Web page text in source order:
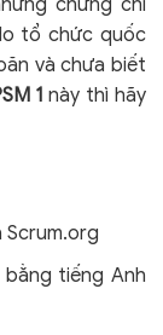
chứng chỉ
tổ chức quốc
và chưa biết
1 này thì hãy
Scrum.org
tiếng Anh